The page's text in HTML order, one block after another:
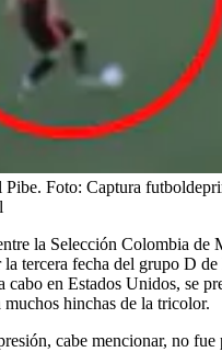
Pibe. Foto: Captura
la Selección Colombia de
tercera fecha del grupo D
cabo en Estados Unidos, se
muchos hinchas de la tricolor.
cabe mencionar, no